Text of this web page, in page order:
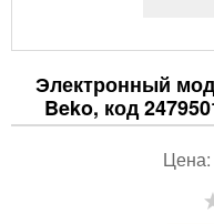
Электронный
Beko, код
Цена: